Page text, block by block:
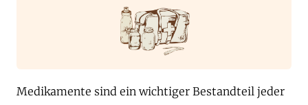
Medikamente sind ein wichtiger Bestandteil jeder